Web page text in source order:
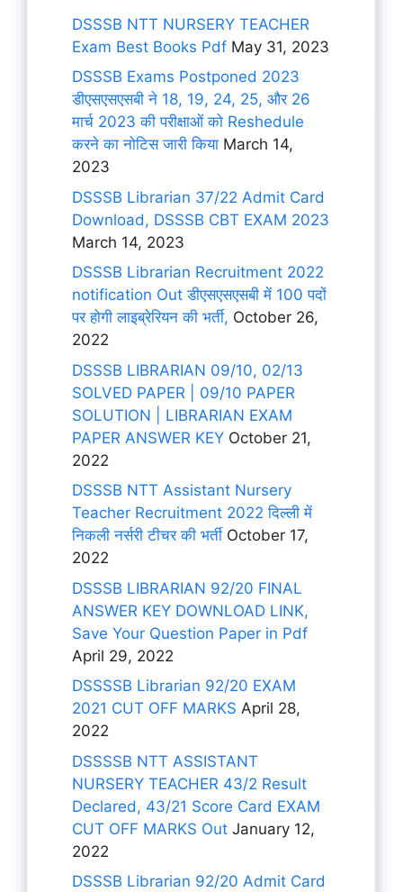
DSSSB NTT NURSERY TEACHER
Exam Best Books Pdf May 31, 2023
DSSSB Exams Postponed 2023
डीएसएसएसबी ने 18, 19, 24, 25, और 26
मार्च 2023 की परीक्षाओं को Reshedule
करने का नोटिस जारी किया March 14,
2023
DSSSB Librarian 37/22 Admit Card
Download, DSSSB CBT EXAM 2023
March 14, 2023
DSSSB Librarian Recruitment 2022
notification Out डीएसएसएसबी में 100 पदों
पर होगी लाइब्रेरियन की भर्ती, October 26,
2022
DSSSB LIBRARIAN 09/10, 02/13
SOLVED PAPER | 09/10 PAPER
SOLUTION | LIBRARIAN EXAM
PAPER ANSWER KEY October 21,
2022
DSSSB NTT Assistant Nursery
Teacher Recruitment 2022 दिल्ली में
निकली नर्सरी टीचर की भर्ती October 17,
2022
DSSSB LIBRARIAN 92/20 FINAL
ANSWER KEY DOWNLOAD LINK,
Save Your Question Paper in Pdf
April 29, 2022
DSSSSB Librarian 92/20 EXAM
2021 CUT OFF MARKS April 28,
2022
DSSSSB NTT ASSISTANT
NURSERY TEACHER 43/2 Result
Declared, 43/21 Score Card EXAM
CUT OFF MARKS Out January 12,
2022
DSSSB Librarian 92/20 Admit Card